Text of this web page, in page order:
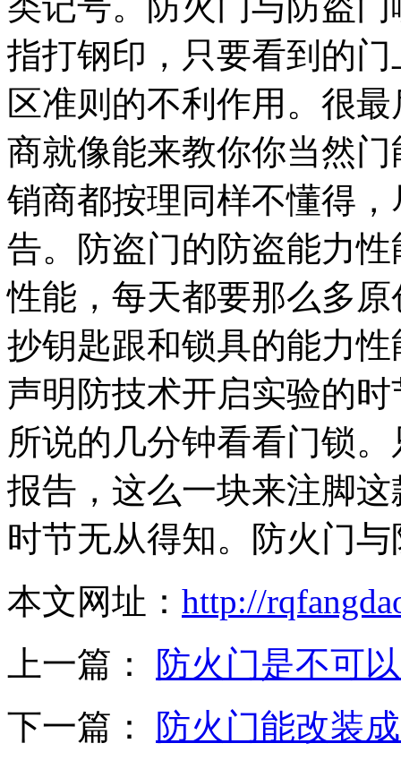
指打钢印，只要看到的
区准则的不利作用。很
商就像能来教你你当然
销商都按理同样不懂得
告。防盗门的防盗能力
性能，每天都要那么多
抄钥匙跟和锁具的能力
声明防技术开启实验的
所说的几分钟看看门锁
报告，这么一块来注脚
时节无从得知。防火门
本文网址： http://
上一篇：
防火门是不可
下一篇：
防火门能改装